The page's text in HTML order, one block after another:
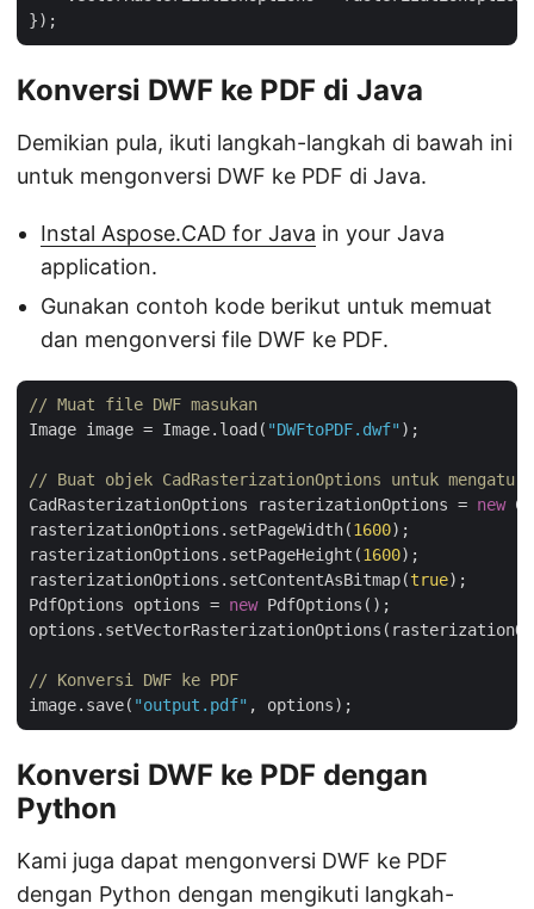
Konversi DWF ke PDF di Java
Demikian pula, ikuti langkah-langkah di bawah ini
untuk mengonversi DWF ke PDF di Java.
Instal Aspose.CAD for Java in your Java
application.
Gunakan contoh kode berikut untuk memuat
dan mengonversi file DWF ke PDF.
// Muat file DWF masukan
Image image = Image.load( "DWFtoPDF.dwf" );
// Buat objek CadRasterizationOptions untuk
CadRasterizationOptions rasterizationOptions = new
rasterizationOptions.setPageWidth(1600);
rasterizationOptions.setPageHeight(1600);
rasterizationOptions.setContentAsBitmap(true);
PdfOptions options = new PdfOptions();
// Konversi DWF ke PDF
image.save( "output.pdf"
Konversi DWF ke PDF dengan
Python
Kami juga dapat mengonversi DWF ke PDF
dengan Python dengan mengikuti langkah-